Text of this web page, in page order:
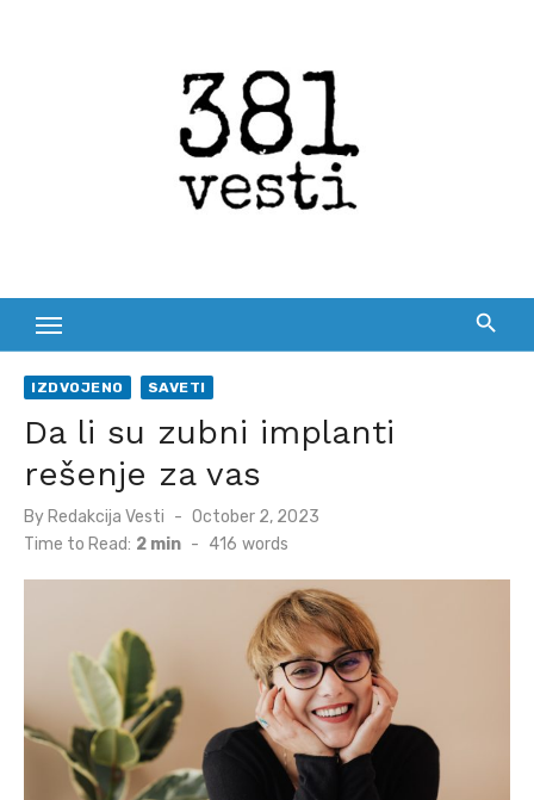
IZDVOJENO SAVETI
Da li su zubni implanti
rešenje za vas
By Redakcija Vesti
Posted
October 2, 2023
Time to Read: 2 min - 416 words